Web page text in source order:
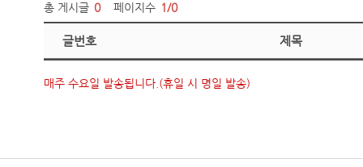
총 게시글 0 페이지수 1/0
글번호 제목
매주 수요일 발송됩니다.(휴일 시 명일 발송)